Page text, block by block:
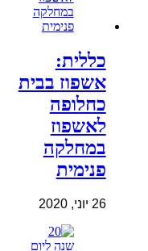
כללית:
אשפוז בבית
כחלופה
לאשפוז
במחלקה
פנימית
26 יוני, 2020